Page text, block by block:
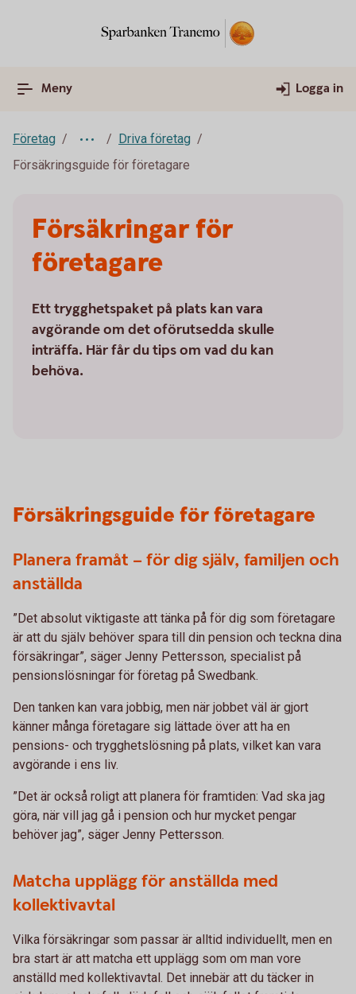
Meny Logga in
Företag
Driva företag
Försäkringsguide för företagare
Försäkringar för
företagare
Ett trygghetspaket på plats kan vara
avgörande om det oförutsedda skulle
inträffa. Här får du tips om vad du kan
behöva.
Försäkringsguide för företagare
Planera framåt – för dig själv, familjen och
anställda
”Det absolut viktigaste att tänka på för dig som företagare
är att du själv behöver spara till din pension och teckna dina
försäkringar”, säger Jenny Pettersson, specialist på
pensionslösningar för företag på Swedbank.
Den tanken kan vara jobbig, men när jobbet väl är gjort
känner många företagare sig lättade över att ha en
pensions- och trygghetslösning på plats, vilket kan vara
avgörande i ens liv.
”Det är också roligt att planera för framtiden: Vad ska jag
göra, när vill jag gå i pension och hur mycket pengar
behöver jag”, säger Jenny Pettersson.
Matcha upplägg för anställda med
kollektivavtal
Vilka försäkringar som passar är alltid individuellt, men en
bra start är att matcha ett upplägg som om man vore
anställd med kollektivavtal. Det innebär att du täcker in